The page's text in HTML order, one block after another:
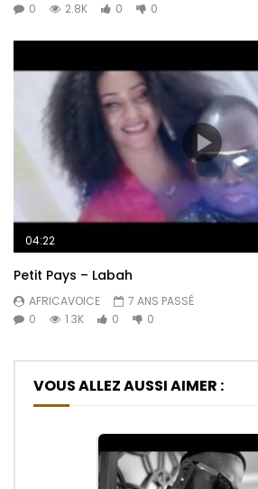
0
2.8K 0 0
04:22
Petit Pays – Labah
AFRICAVOICE
7 ANS PASSÉ
0
1.3K 0 0
VOUS ALLEZ AUSSI AIMER :